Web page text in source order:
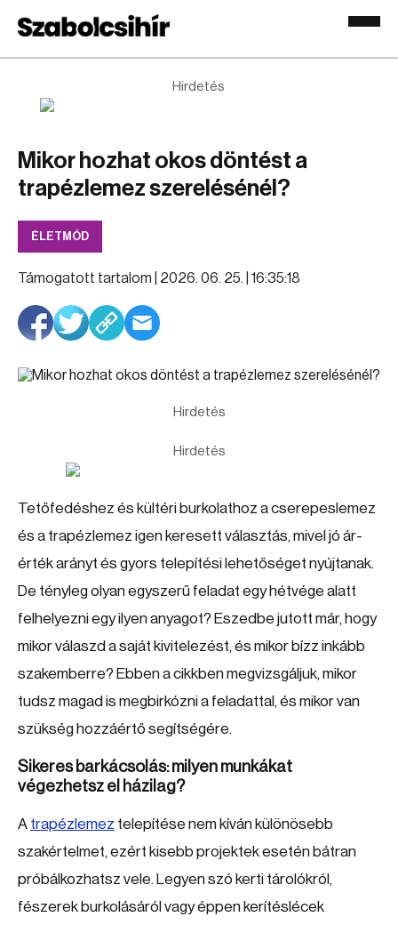
Hirdetés
Mikor hozhat okos döntést a
trapézlemez szerelésénél?
ÉLETMÓD
Támogatott tartalom | 2026. 06. 25. | 16:35:18
Hirdetés
Hirdetés
Tetőfedéshez és kültéri burkolathoz a cserepeslemez
és a trapézlemez igen keresett választás, mivel jó ár-
érték arányt és gyors telepítési lehetőséget nyújtanak.
De tényleg olyan egyszerű feladat egy hétvége alatt
felhelyezni egy ilyen anyagot? Eszedbe jutott már, hogy
mikor válaszd a saját kivitelezést, és mikor bízz inkább
szakemberre? Ebben a cikkben megvizsgáljuk, mikor
tudsz magad is megbirkózni a feladattal, és mikor van
szükség hozzáértő segítségére.
Sikeres barkácsolás: milyen munkákat
végezhetsz el házilag?
A trapézlemez telepítése nem kíván különösebb
szakértelmet, ezért kisebb projektek esetén bátran
próbálkozhatsz vele. Legyen szó kerti tárolókról,
fészerek burkolásáról vagy éppen kerítéslécek